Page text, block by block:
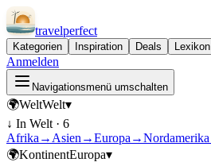
travelperfect
Kategorien Inspiration Deals Lexikon
Anmelden
Navigationsmenü umschalten
🌍WeltWelt▾
↓ In Welt · 6
Afrika → Asien →Europa →Nordamerika
🌍KontinentEuropa▾